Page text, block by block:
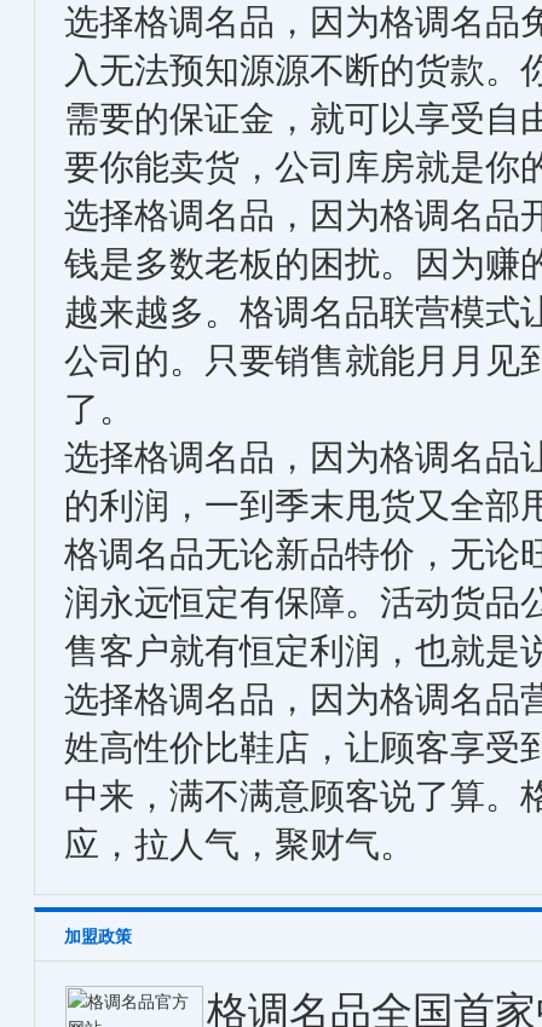
选择格调名品，因为格调名品
入无法预知源源不断的货款。
需要的保证金，就可以享受自
要你能卖货，公司库房就是你
选择格调名品，因为格调名品
钱是多数老板的困扰。因为赚
越来越多。格调名品联营模式
公司的。只要销售就能月月见
了。
选择格调名品，因为格调名品
的利润，一到季末甩货又全部
格调名品无论新品特价，无论
润永远恒定有保障。活动货品
售客户就有恒定利润，也就是
选择格调名品，因为格调名品
姓高性价比鞋店，让顾客享受
中来，满不满意顾客说了算。
应，拉人气，聚财气。
加盟政策
格调名品全国首